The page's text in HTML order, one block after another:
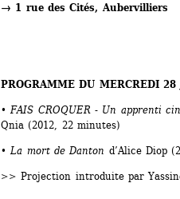
→ 1 rue des Cités, Aubervilliers
PROGRAMME DU MERCREDI
• FAIS CROQUER - Un apprenti
Qnia (2012, 22 minutes)
• La mort de Danton d’Alice Diop
>> Projection introduite par